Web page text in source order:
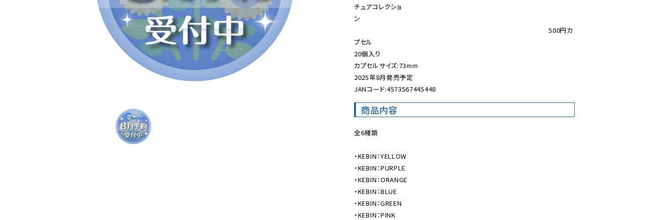
チュアコレクショ
ン
500円カ
プセル
20個入り
カプセルサイズ:73mm
2025年8月発売予定
JANコード:4573567445448
商品内容
全6種類
・KEBIN：YELLOW
・KEBIN：PURPLE
・KEBIN：ORANGE
・KEBIN：BLUE
・KEBIN：GREEN
・KEBIN：PINK